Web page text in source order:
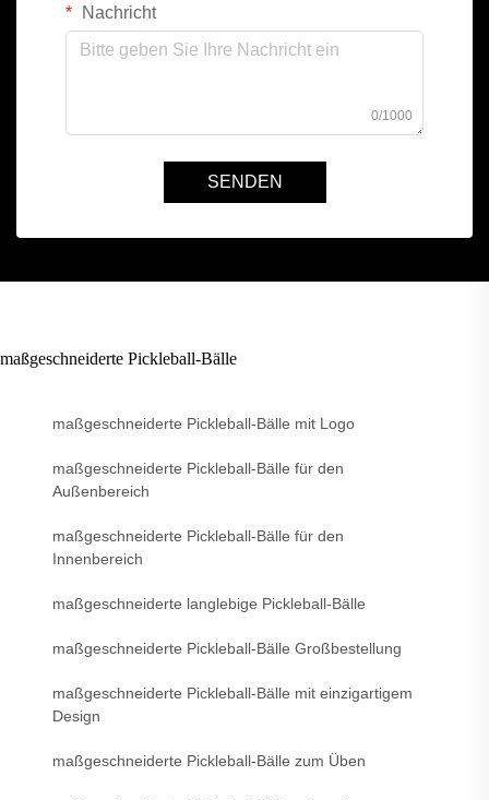
Nachricht
0/1000
SENDEN
maßgeschneiderte Pickleball-Bälle
maßgeschneiderte Pickleball-Bälle mit Logo
maßgeschneiderte Pickleball-Bälle für den
Außenbereich
maßgeschneiderte Pickleball-Bälle für den
Innenbereich
maßgeschneiderte langlebige Pickleball-Bälle
maßgeschneiderte Pickleball-Bälle Großbestellung
maßgeschneiderte Pickleball-Bälle mit einzigartigem
Design
maßgeschneiderte Pickleball-Bälle zum Üben